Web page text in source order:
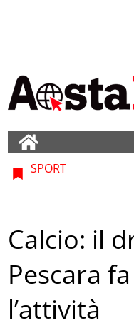
SPORT
Calcio: il
Pescara
l’attività